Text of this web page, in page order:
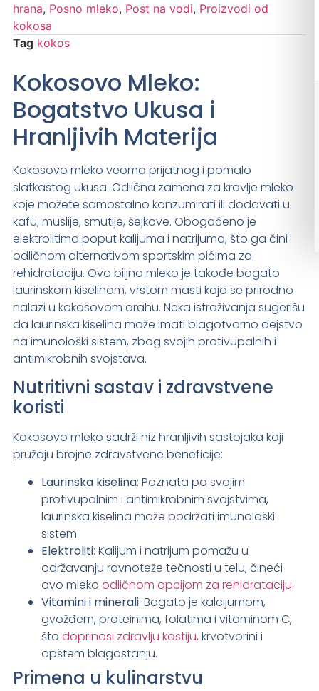
hrana, Posno mleko, Post na vodi, Proizvodi od
kokosa
Tag kokos
Kokosovo Mleko:
Bogatstvo Ukusa i
Hranljivih Materija
Kokosovo mleko veoma prijatnog i pomalo
slatkastog ukusa. Odlična zamena za kravlje mleko
koje možete samostalno konzumirati ili dodavati u
kafu, muslije, smutije, šejkove. Obogaćeno je
elektrolitima poput kalijuma i natrijuma, što ga čini
odličnom alternativom sportskim pićima za
rehidrataciju. Ovo biljno mleko je takođe bogato
laurinskom kiselinom, vrstom masti koja se prirodno
nalazi u kokosovom orahu. Neka istraživanja sugerišu
da laurinska kiselina može imati blagotvorno dejstvo
na imunološki sistem, zbog svojih protivupalnih i
antimikrobnih svojstava.
Nutritivni sastav i zdravstvene
koristi
Kokosovo mleko sadrži niz hranljivih sastojaka koji
pružaju brojne zdravstvene beneficije:
Laurinska kiselina: Poznata po svojim
protivupalnim i antimikrobnim svojstvima,
laurinska kiselina može podržati imunološki
sistem.
Elektroliti: Kalijum i natrijum pomažu u
održavanju ravnoteže tečnosti u telu, čineći
ovo mleko odličnom opcijom za rehidrataciju.
Vitamini i minerali: Bogato je kalcijumom,
gvožđem, proteinima, folatima i vitaminom C,
što doprinosi zdravlju kostiju, krvotvorini i
opštem blagostanju.
Primena u kulinarstvu